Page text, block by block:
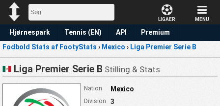
LIGAER MENU
Hjørnespark Tennis (EN) API Premium
Forudsigelse
Fodbold Stats af FootyStats › Mexico › Liga Premier Serie B
Liga Premier Serie B Stilling & Stats
Nation Mexico
Division 3